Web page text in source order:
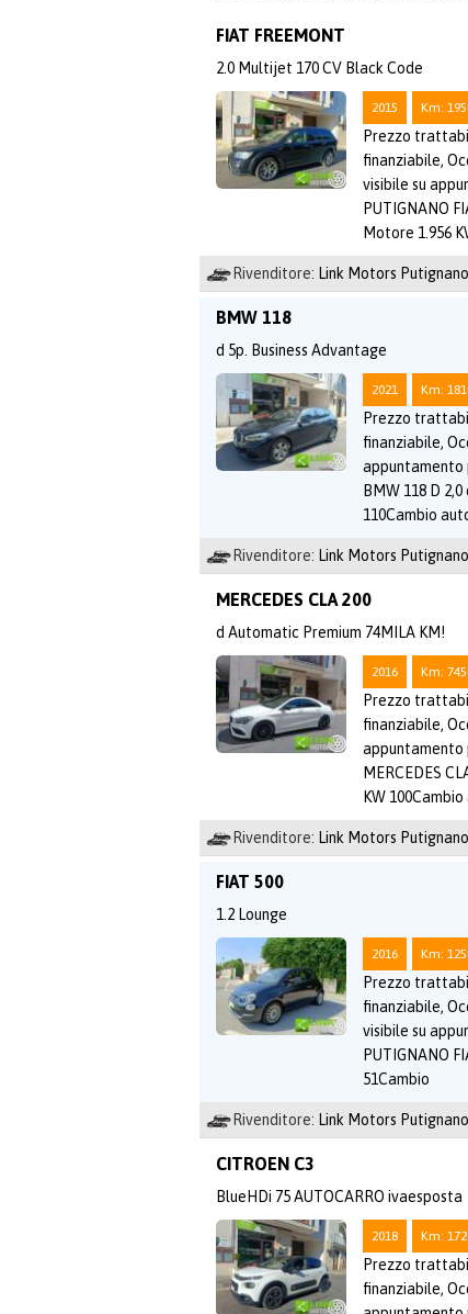
FIAT FREEMONT
2.0 Multijet 170 CV Black Code
2015 Km:
Prezzo
finanziabile,
visibile su
PUTIGNANO
Motore 1.956
Rivenditore: Link Motors Putignano
BMW 118
d 5p. Business Advantage
2021 Km:
Prezzo
finanziabile,
appuntamento
BMW 118 D
110Cambio
Rivenditore: Link Motors Putignano
MERCEDES CLA 200
d Automatic Premium 74MILA KM!
2016 Km:
Prezzo
finanziabile,
appuntamento
MERCEDES
KW
Rivenditore: Link Motors Putignano
FIAT 500
1.2 Lounge
2016 Km:
Prezzo
finanziabile,
visibile su
PUTIGNANO
51Cambio
Rivenditore: Link Motors Putignano
CITROEN C3
BlueHDi 75 AUTOCARRO ivaesposta
2018 Km:
Prezzo
finanziabile,